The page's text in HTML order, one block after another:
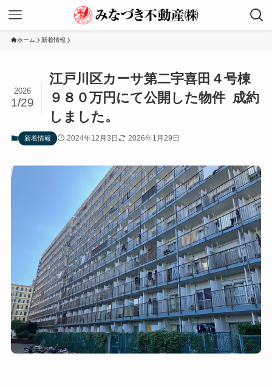
ホーム 新着情報
江戸川区カーサ第二宇喜田４号棟
９８０万円にて公開した物件 成約
しました。
2026
1/29
新着情報 2024年12月3日 2026年1月29日